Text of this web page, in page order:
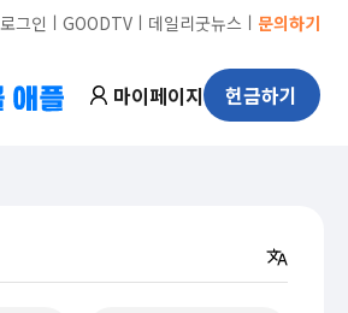
로그인 ㅣ GOODTVㅣ 데일리굿뉴스 ㅣ 문의하기
마이페이지 헌금하기